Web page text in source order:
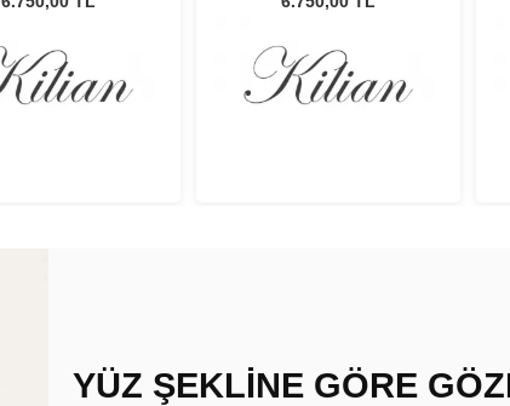
YÜZ ŞEKLİNE GÖRE